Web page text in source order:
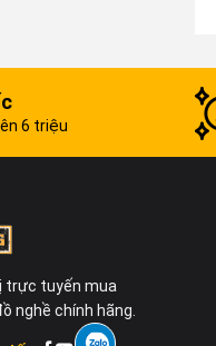
6 triệu
trực tuyến mua
nghề chính hãng.